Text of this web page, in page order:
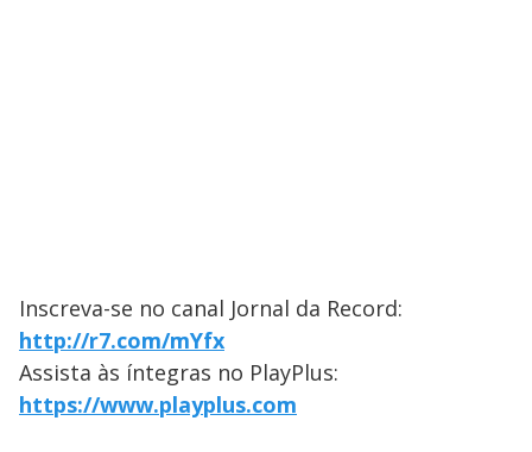
Inscreva-se no canal Jornal da Record:
http://r7.com/mYfx
Assista às íntegras no PlayPlus:
https://www.playplus.com